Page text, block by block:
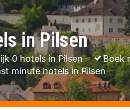
in Pilsen
0 hotels in Pilsen
Boek
minute hotels in Pilsen